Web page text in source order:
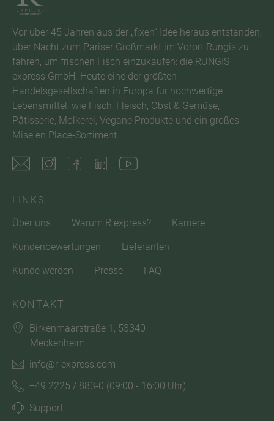
Vor über 45 Jahren aus der „fixen“ Idee heraus entstanden,
über Nacht zum Pariser Großmarkt im Vorort Rungis zu
fahren, um frischen Fisch einzukaufen: die RUNGIS
express GmbH. Heute eine der größten
Handelsgesellschaften in Europa für hochwertige
Lebensmittel, wie Fisch, Fleisch, Obst & Gemüse,
Pâtisserie, Molkerei, Vegane Produkte und ein großes
Mise en Place-Sortiment.
LINKS
Über uns
Warum R express? Karriere
Kundenbewertungen Lieferanten
Kunde werden Presse FAQ
KONTAKT
Birkenmaarstraße 1, 53340
Meckenheim
info@r-express.com
+49 2225 / 883-0 (09:00 - 16:00 Uhr)
Support